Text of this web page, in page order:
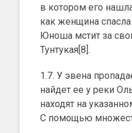
в котором его
как женщина спасла
Юноша мстит за
Тунтукая[8].
1.7. У эвена
найдет ее у реки
находят на
С помощью